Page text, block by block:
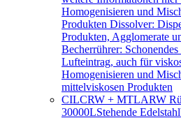
Homogenisieren und
Produkten Dissolver:
Produkten, Agglomerate
Becherrührer:
Lufteintrag, auch für
Homogenisieren und
mittelviskosen Produkten
CILCRW + MTLARW
30000LStehende